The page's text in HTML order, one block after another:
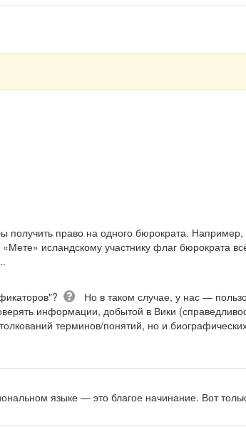
право на одного бюрократа. Например,
исландскому участнику флаг бюрократа
Вопрос
Но в таком случае, у нас —
информации, добытой в Вики
терминов/понятий, но и
языке — это благое начинание. Вот